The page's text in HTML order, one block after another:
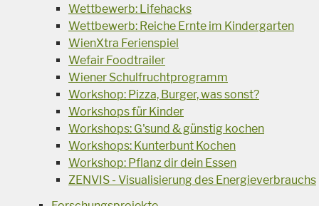
Wettbewerb: Lifehacks
Wettbewerb: Reiche Ernte im Kindergarten
WienXtra Ferienspiel
Wefair Foodtrailer
Wiener Schulfruchtprogramm
Workshop: Pizza, Burger, was sonst?
Workshops für Kinder
Workshops: G'sund & günstig kochen
Workshops: Kunterbunt Kochen
Workshop: Pflanz dir dein Essen
ZENVIS - Visualisierung des Energieverbrauchs